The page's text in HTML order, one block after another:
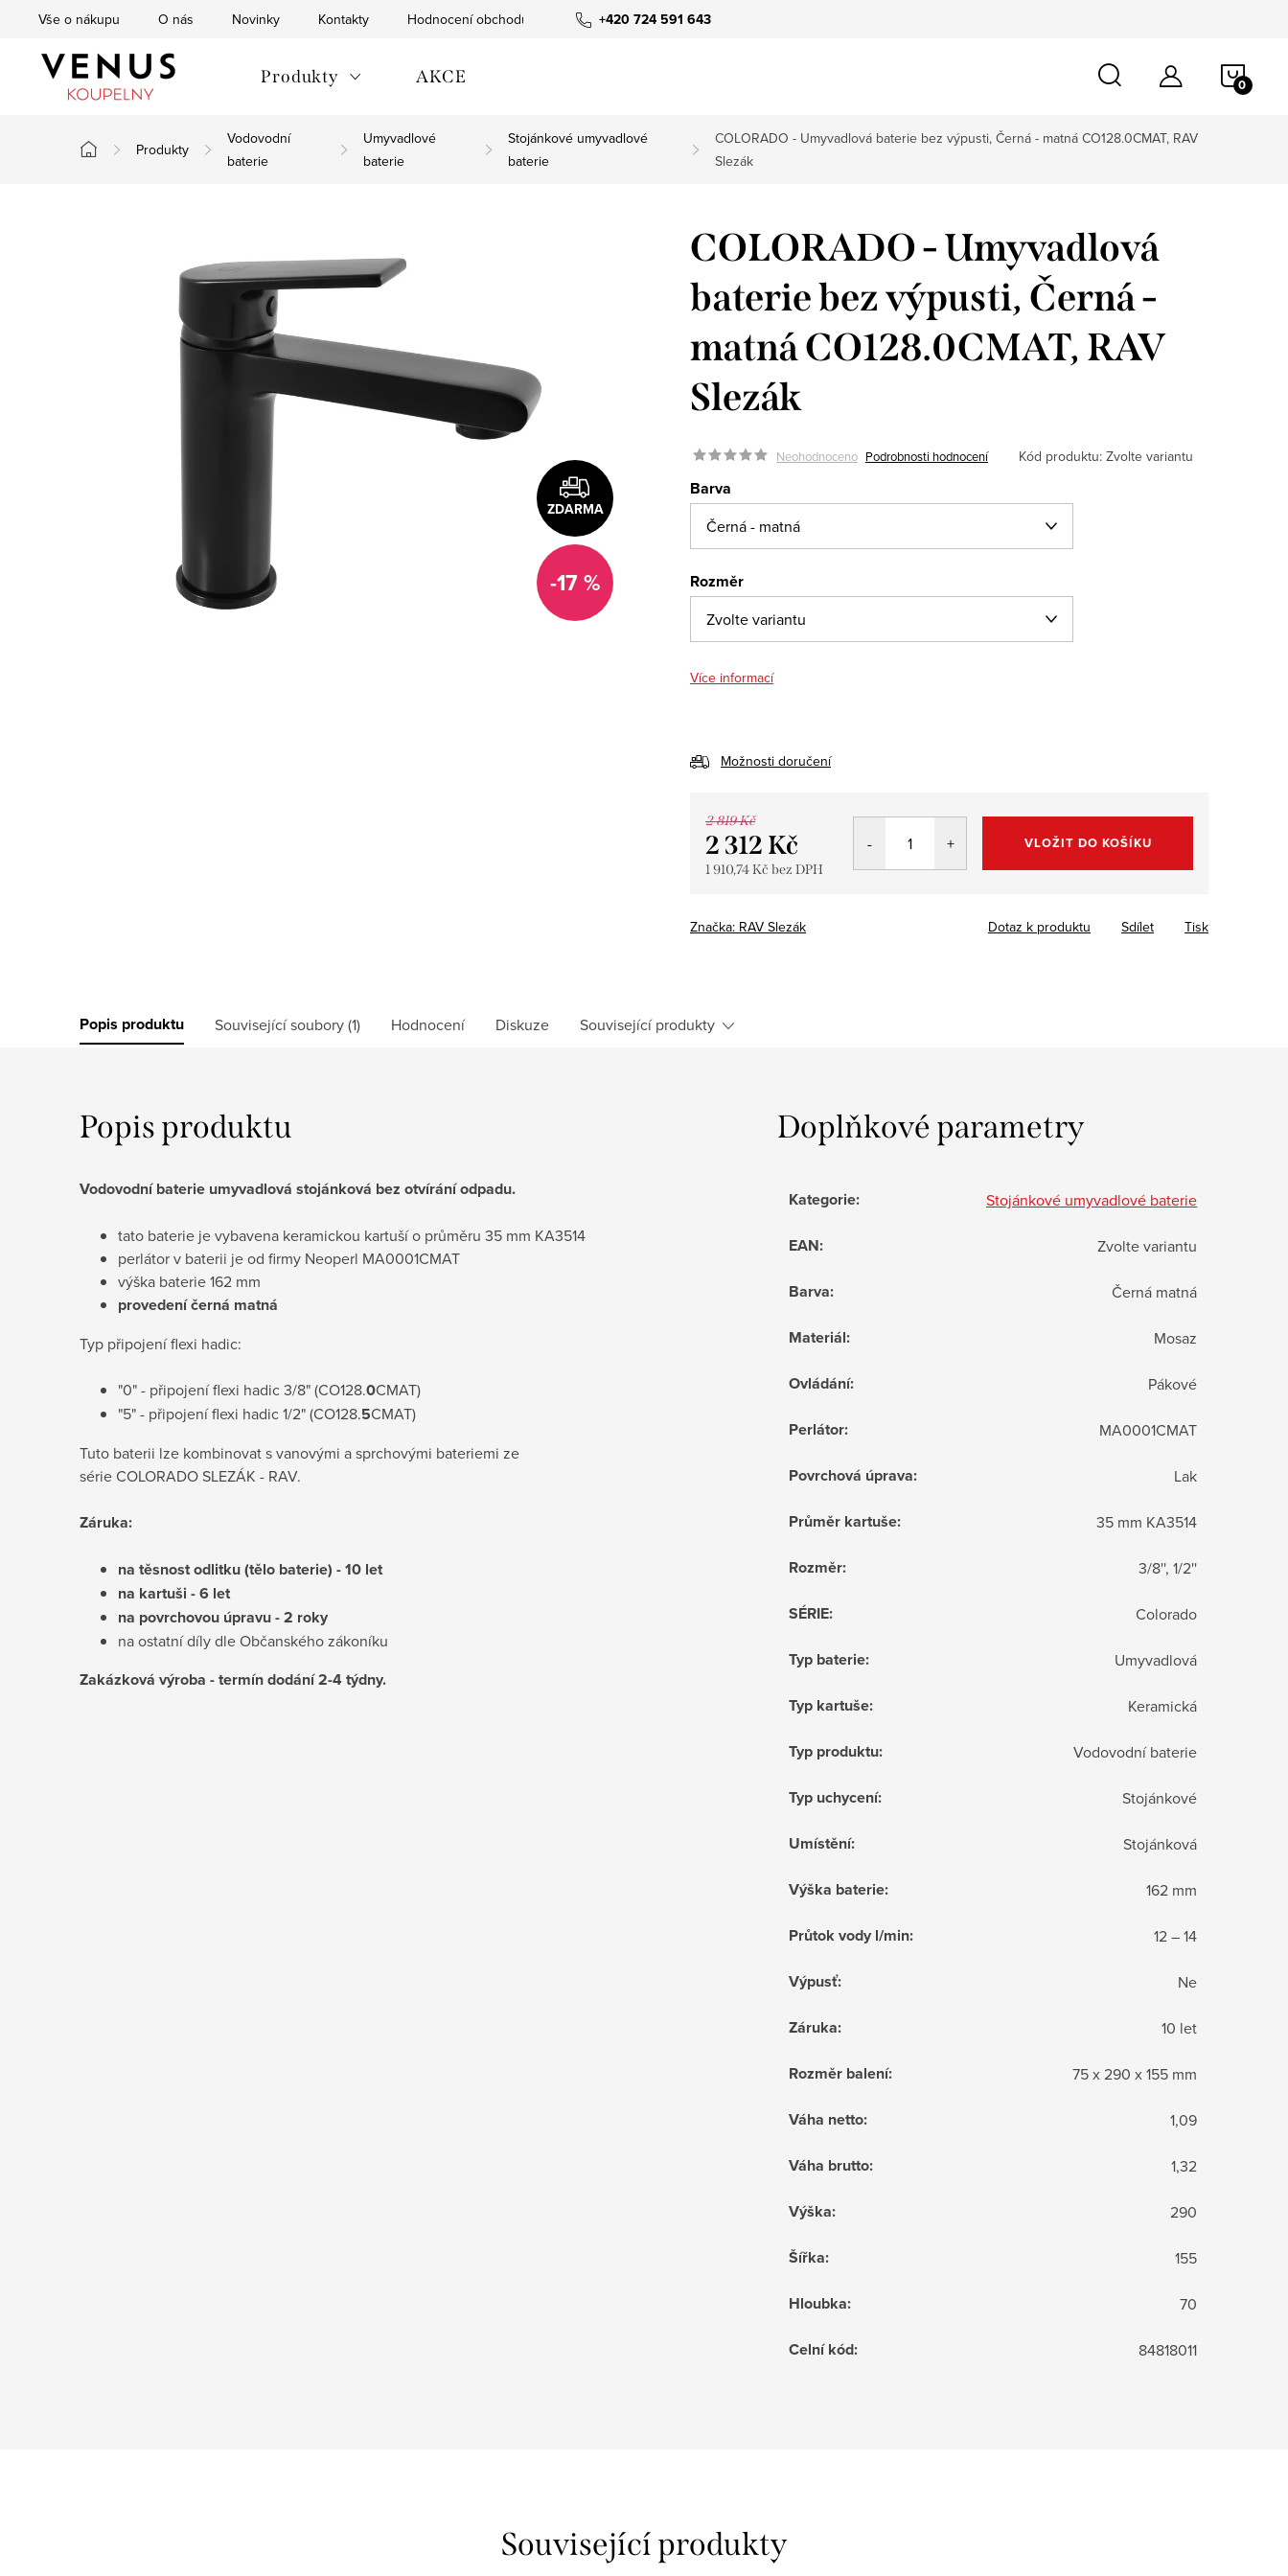
+420 724 591 643
Vše o nákupu O nás Novinky Kontakty Hodnocení obchodu
Produkty AKCE
Domů
Produkty
Vodovodní
baterie
Umyvadlové
baterie
Stojánkové umyvadlové
baterie
COLORADO - Umyvadlová baterie bez výpusti, Černá - matná CO128.0CMAT, RAV
Slezák
ZDARMA
-17 %
COLORADO - Umyvadlová
baterie bez výpusti, Černá -
matná CO128.0CMAT, RAV
Slezák
Neohodnoceno Podrobnosti hodnocení Kód produktu: Zvolte variantu
Barva
Rozměr
Více informací
Možnosti doručení
2 819 Kč
2 312 Kč
1 910,74 Kč bez DPH
VLOŽIT DO KOŠÍKU
Značka: RAV Slezák Tisk
Dotaz k produktu Sdílet
Popis produktu Související soubory (1) Hodnocení Diskuze Související produkty
Popis produktu
Vodovodní baterie umyvadlová stojánková bez otvírání odpadu.
tato baterie je vybavena keramickou kartuší o průměru 35 mm KA3514
perlátor v baterii je od firmy Neoperl MA0001CMAT
výška baterie 162 mm
provedení černá matná
Typ připojení flexi hadic:
"0" - připojení flexi hadic 3/8" (CO128.0CMAT)
"5" - připojení flexi hadic 1/2" (CO128.5CMAT)
Tuto baterii lze kombinovat s vanovými a sprchovými bateriemi ze
série COLORADO SLEZÁK - RAV.
Záruka:
na těsnost odlitku (tělo baterie) - 10 let
na kartuši - 6 let
na povrchovou úpravu - 2 roky
na ostatní díly dle Občanského zákoníku
Zakázková výroba - termín dodání 2-4 týdny.
Doplňkové parametry
Kategorie: Stojánkové umyvadlové baterie
EAN: Zvolte variantu
Barva: Černá matná
Materiál: Mosaz
Ovládání: Pákové
Perlátor: MA0001CMAT
Povrchová úprava: Lak
Průměr kartuše: 35 mm KA3514
Rozměr: 3/8'', 1/2''
SÉRIE: Colorado
Typ baterie: Umyvadlová
Typ kartuše: Keramická
Typ produktu: Vodovodní baterie
Typ uchycení: Stojánkové
Umístění: Stojánková
Výška baterie: 162 mm
Průtok vody l/min: 12 – 14
Výpusť: Ne
Záruka: 10 let
Rozměr balení: 75 x 290 x 155 mm
Váha netto: 1,09
Váha brutto: 1,32
Výška: 290
Šířka: 155
Hloubka: 70
Celní kód: 84818011
Související produkty